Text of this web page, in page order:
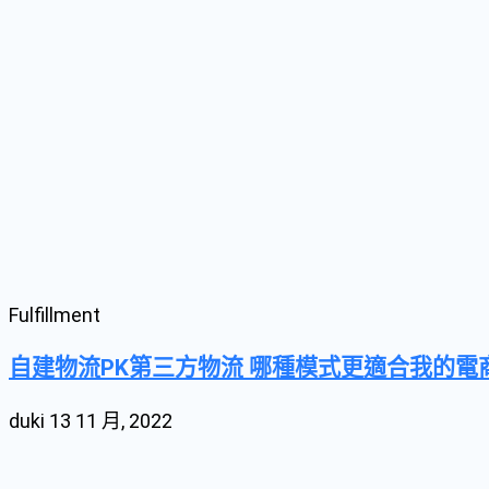
Fulfillment
自建物流PK第三方物流 哪種模式更適合我的電
duki 13 11 月, 2022